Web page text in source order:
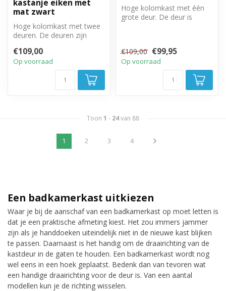
kastanje eiken met
mat zwart
Hoge kolomkast met twee
deuren. De deuren zijn
monteren.
€109,00
Op voorraad
Hoge kolomkast met één
grote deur. De deur is
€109,00 €99,95
Op voorraad
Toon 1 - 24van 88
1 2 3 4
Een badkamerkast uitkiezen
Waar je bij de aanschaf van een badkamerkast op moet letten is
dat je een praktische afmeting kiest. Het zou immers jammer
zijn als je handdoeken uiteindelijk niet in de nieuwe kast blijken
te passen. Daarnaast is het handig om de draairichting van de
kastdeur in de gaten te houden. Een badkamerkast wordt nog
wel eens in een hoek geplaatst. Bedenk dan van tevoren wat
een handige draairichting voor de deur is. Van een aantal
modellen kun je de richting wisselen.